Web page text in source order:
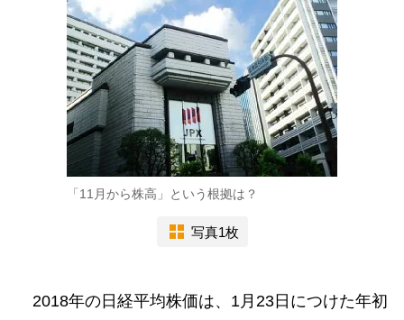
「11月から株高」という根拠は？
写真1枚
2018年の日経平均株価は、1月23日につけた年初